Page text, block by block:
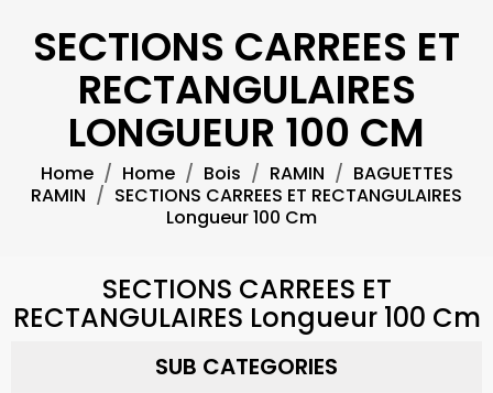
SECTIONS CARREES ET
RECTANGULAIRES
LONGUEUR 100 CM
Home Home Bois RAMIN
BAGUETTES
RAMIN
SECTIONS CARREES ET RECTANGULAIRES
Longueur 100 Cm
SECTIONS CARREES ET
RECTANGULAIRES Longueur 100 Cm
SUB CATEGORIES